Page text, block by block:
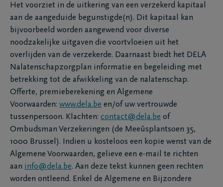
Het voorziet in de uitkering van een verzekerd kapitaal
aan de aangeduide begunstigde(n). Dit kapitaal kan
bijvoorbeeld worden aangewend voor diverse
noodzakelijke uitgaven die voortvloeien uit het
overlijden van de verzekerde. Daarnaast biedt het DELA
Nalatenschapzorgplan informatie en begeleiding met
betrekking tot de afwikkeling van de nalatenschap.
Offerte, premieberekening en Algemene
Voorwaarden: www.dela.be en/of uw vertrouwde
tussenpersoon. Klachten: contact@dela.be of
Ombudsman Verzekeringen (de Meeûsplantsoen 35,
1000 Brussel). Indien u kosteloos een kopie wenst van de
Algemene Voorwaarden, gelieve een e-mail te richten
aan info@dela.be. Aan deze tekst kunnen geen rechten
worden ontleend. Enkel de Algemene en Bijzondere